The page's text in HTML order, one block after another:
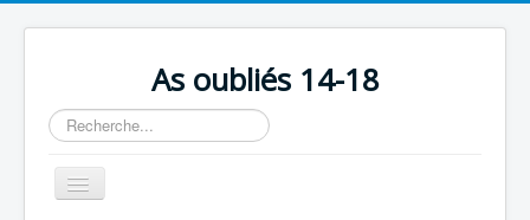
As oubliés 14-18
Rechercher
Basculer
la